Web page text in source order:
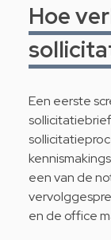
Hoe
Een eerste
een van de
en de office